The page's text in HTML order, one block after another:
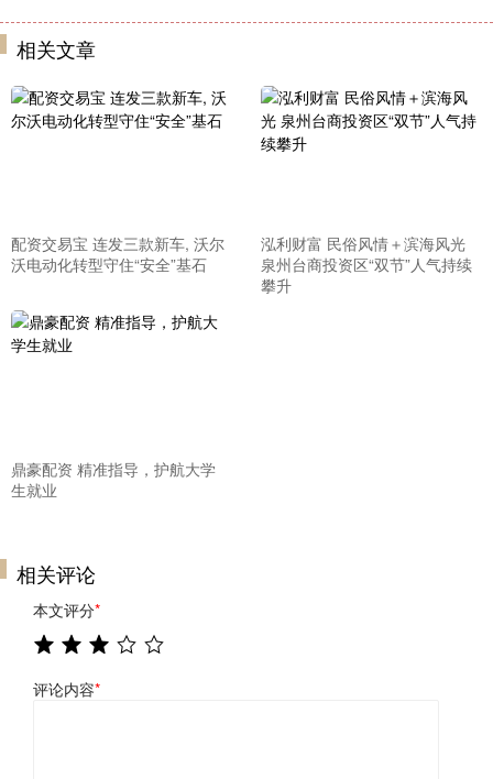
相关文章
配资交易宝 连发三款新车, 沃尔
沃电动化转型守住“安全”基石
泓利财富 民俗风情＋滨海风光
泉州台商投资区“双节”人气持续
攀升
鼎豪配资 精准指导，护航大学
生就业
相关评论
本文评分*
评论内容*